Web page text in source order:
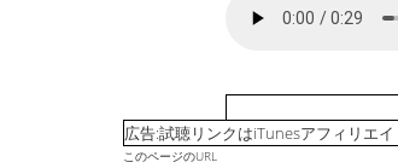
広告:試聴リンクはiTunesアフィリエ
このページのURL